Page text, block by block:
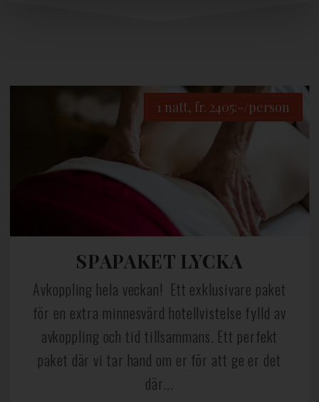
1 natt, fr. 2405:-/person
SPAPAKET LYCKA
Avkoppling hela veckan! Ett exklusivare paket
för en extra minnesvärd hotellvistelse fylld av
avkoppling och tid tillsammans. Ett perfekt
paket där vi tar hand om er för att ge er det
där...